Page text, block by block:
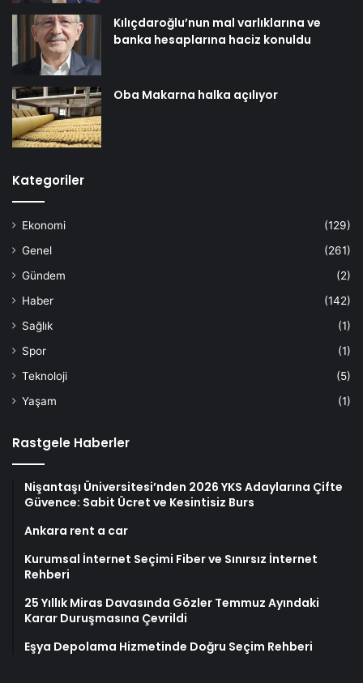
Kılıçdaroğlu’nun mal varlıklarına ve
banka hesaplarına haciz konuldu
Oba Makarna halka açılıyor
Kategoriler
Ekonomi
(129)
Genel
(261)
Gündem
(2)
Haber
(142)
Sağlık
(1)
Spor
(1)
Teknoloji
(5)
Yaşam
(1)
Rastgele Haberler
Nişantaşı Üniversitesi’nden 2026 YKS Adaylarına Çifte
Güvence: Sabit Ücret ve Kesintisiz Burs
Ankara rent a car
Kurumsal İnternet Seçimi Fiber ve Sınırsız İnternet
Rehberi
25 Yıllık Miras Davasında Gözler Temmuz Ayındaki
Karar Duruşmasına Çevrildi
Eşya Depolama Hizmetinde Doğru Seçim Rehberi